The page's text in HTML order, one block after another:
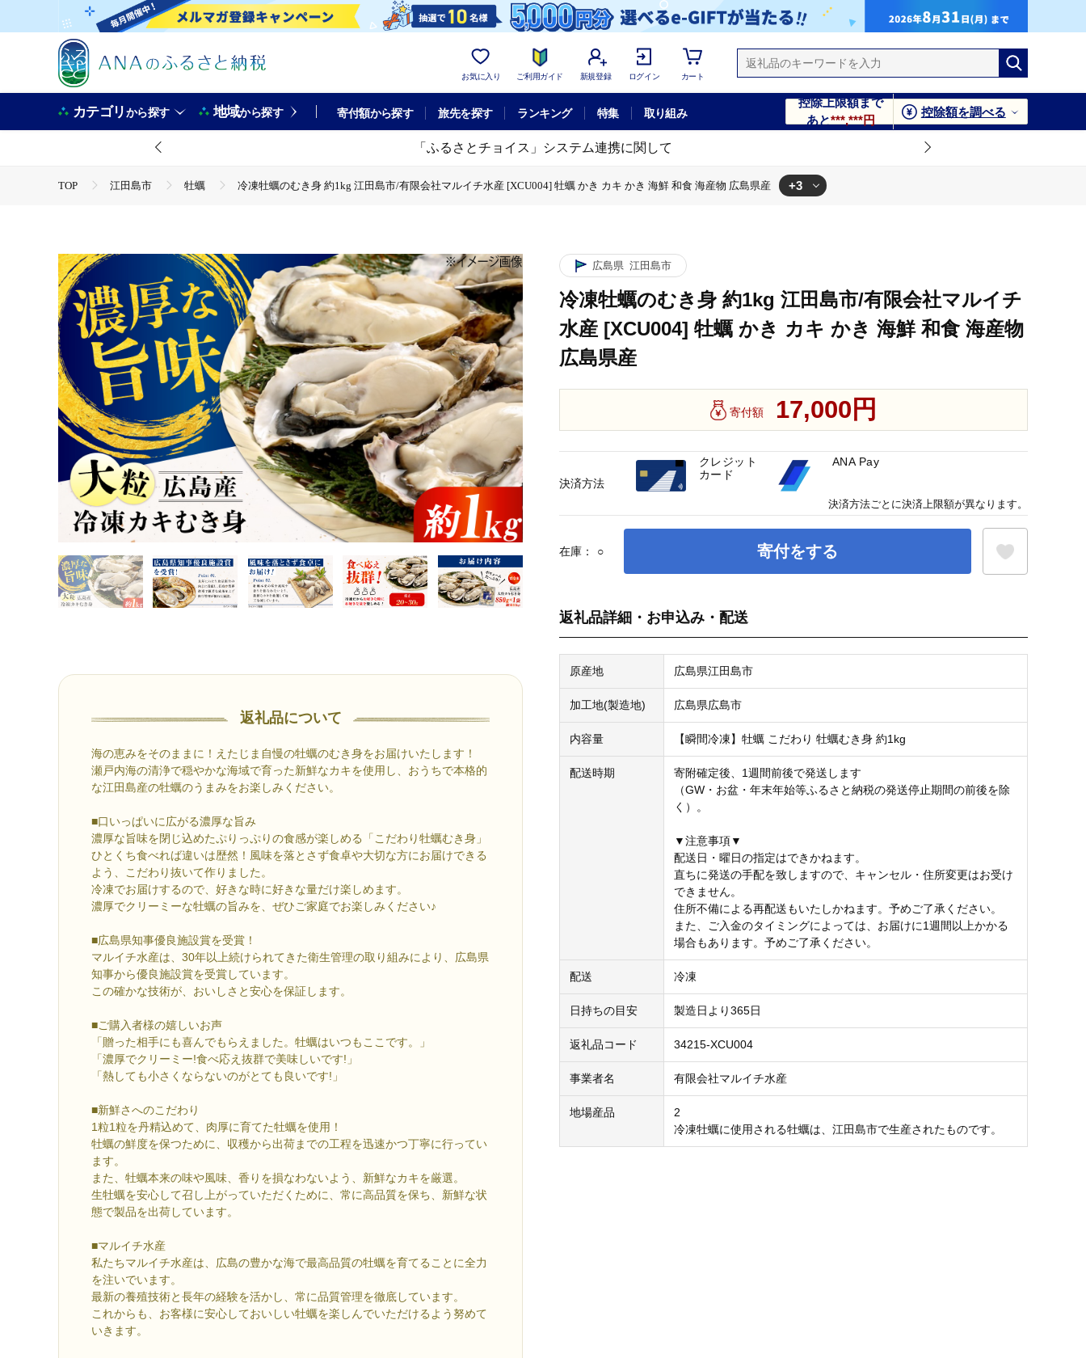
お気に入り ご利用ガイド 新規登録 ログイン カート
カテゴリから探す 地域から探す 寄付額から探す 旅先を探す ランキング 特集 取り組み
控除上限額まで
あと***,***円
控除額を調べる
「ふるさとチョイス」システム連携に関して
TOP 江田島市 牡蠣 冷凍牡蠣のむき身 約1kg 江田島市/有限会社マルイチ水産 [XCU004] 牡蠣 かき カキ かき 海鮮 和食 海産物 広島県産 +3
返礼品について
海の恵みをそのままに！えたじま自慢の牡蠣のむき身をお届けいたします！
瀬戸内海の清浄で穏やかな海域で育った新鮮なカキを使用し、おうちで本格的
な江田島産の牡蠣のうまみをお楽しみください。
■口いっぱいに広がる濃厚な旨み
濃厚な旨味を閉じ込めたぷりっぷりの食感が楽しめる「こだわり牡蠣むき身」
ひとくち食べれば違いは歴然！風味を落とさず食卓や大切な方にお届けできる
よう、こだわり抜いて作りました。
冷凍でお届けするので、好きな時に好きな量だけ楽しめます。
濃厚でクリーミーな牡蠣の旨みを、ぜひご家庭でお楽しみください♪
■広島県知事優良施設賞を受賞！
マルイチ水産は、30年以上続けられてきた衛生管理の取り組みにより、広島県
知事から優良施設賞を受賞しています。
この確かな技術が、おいしさと安心を保証します。
■ご購入者様の嬉しいお声
「贈った相手にも喜んでもらえました。牡蠣はいつもここです。」
「濃厚でクリーミー!食べ応え抜群で美味しいです!」
「熱しても小さくならないのがとても良いです!」
■新鮮さへのこだわり
1粒1粒を丹精込めて、肉厚に育てた牡蠣を使用！
牡蠣の鮮度を保つために、収穫から出荷までの工程を迅速かつ丁寧に行ってい
ます。
また、牡蠣本来の味や風味、香りを損なわないよう、新鮮なカキを厳選。
生牡蠣を安心して召し上がっていただくために、常に高品質を保ち、新鮮な状
態で製品を出荷しています。
■マルイチ水産
私たちマルイチ水産は、広島の豊かな海で最高品質の牡蠣を育てることに全力
を注いでいます。
最新の養殖技術と長年の経験を活かし、常に品質管理を徹底しています。
これからも、お客様に安心しておいしい牡蠣を楽しんでいただけるよう努めて
いきます。
広島県 江田島市
冷凍牡蠣のむき身 約1kg 江田島市/有限会社マルイチ
水産 [XCU004] 牡蠣 かき カキ かき 海鮮 和食 海産物
広島県産
寄付額 17,000円
在庫： ○ 寄付をする
返礼品詳細・お申込み・配送
原産地 広島県江田島市
加工地(製造地) 広島県広島市
内容量 【瞬間冷凍】牡蠣 こだわり 牡蠣むき身 約1kg
配送時期
寄附確定後、1週間前後で発送します
（GW・お盆・年末年始等ふるさと納税の発送停止期間の前後を除
く）。
▼注意事項▼
配送日・曜日の指定はできかねます。
直ちに発送の手配を致しますので、キャンセル・住所変更はお受け
できません。
住所不備による再配送もいたしかねます。予めご了承ください。
また、ご入金のタイミングによっては、お届けに1週間以上かかる
場合もあります。予めご了承ください。
配送 冷凍
日持ちの目安 製造日より365日
返礼品コード 34215-XCU004
事業者名 有限会社マルイチ水産
地場産品
2
冷凍牡蠣に使用される牡蠣は、江田島市で生産されたものです。
決済方法
クレジット
カード
ANA Pay
決済方法ごとに決済上限額が異なります。